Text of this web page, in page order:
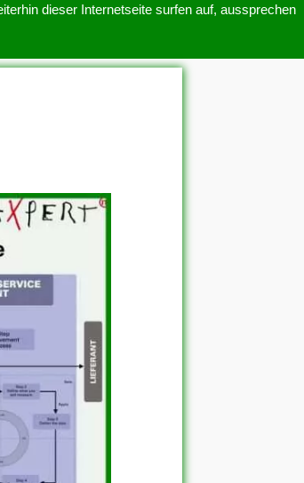
dieser Internetseite surfen auf, aussprechen